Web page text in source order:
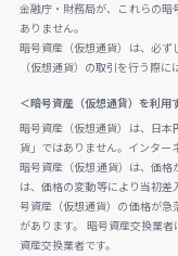
金融庁・財務局が、これらの暗
ありません。
暗号資産（仮想通貨）は、必ず
（仮想通貨）の取引を行う際
＜暗号資産（仮想通貨）を利用
暗号資産（仮想通貨）は、日本
貨」ではありません。インター
暗号資産（仮想通貨）は、価格
は、価格の変動等により当初
号資産（仮想通貨）の価格が急
があります。 暗号資産交換業
資産交換業者です。